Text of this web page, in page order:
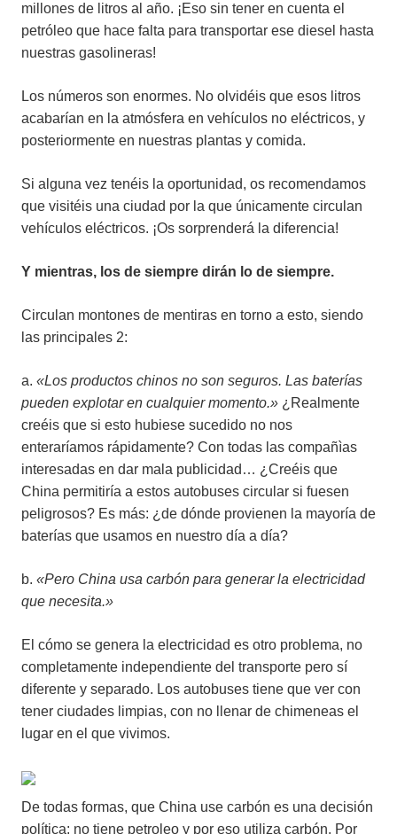
millones de litros al año. ¡Eso sin tener en cuenta el
petróleo que hace falta para transportar ese diesel hasta
nuestras gasolineras!
Los números son enormes. No olvidéis que esos litros
acabarían en la atmósfera en vehículos no eléctricos, y
posteriormente en nuestras plantas y comida.
Si alguna vez tenéis la oportunidad, os recomendamos
que visitéis una ciudad por la que únicamente circulan
vehículos eléctricos. ¡Os sorprenderá la diferencia!
Y mientras, los de siempre dirán lo de siempre.
Circulan montones de mentiras en torno a esto, siendo
las principales 2:
a. «Los productos chinos no son seguros. Las baterías
pueden explotar en cualquier momento.» ¿Realmente
creéis que si esto hubiese sucedido no nos
enteraríamos rápidamente? Con todas las compañìas
interesadas en dar mala publicidad… ¿Creéis que
China permitiría a estos autobuses circular si fuesen
peligrosos? Es más: ¿de dónde provienen la mayoría de
baterías que usamos en nuestro día a día?
b. «Pero China usa carbón para generar la electricidad
que necesita.»
El cómo se genera la electricidad es otro problema, no
completamente independiente del transporte pero sí
diferente y separado. Los autobuses tiene que ver con
tener ciudades limpias, con no llenar de chimeneas el
lugar en el que vivimos.
De todas formas, que China use carbón es una decisión
política: no tiene petroleo y por eso utiliza carbón. Por